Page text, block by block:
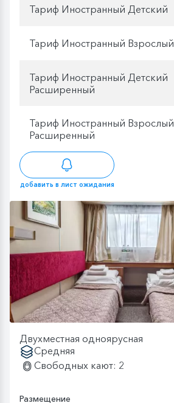
Тариф Иностранный Детский
Тариф Иностранный Взрослый
Тариф Иностранный Детский
Расширенный
Тариф Иностранный Взрослый
Расширенный
добавить в лист ожидания
Двухместная одноярусная
Средняя
Свободных кают: 2
Размещение